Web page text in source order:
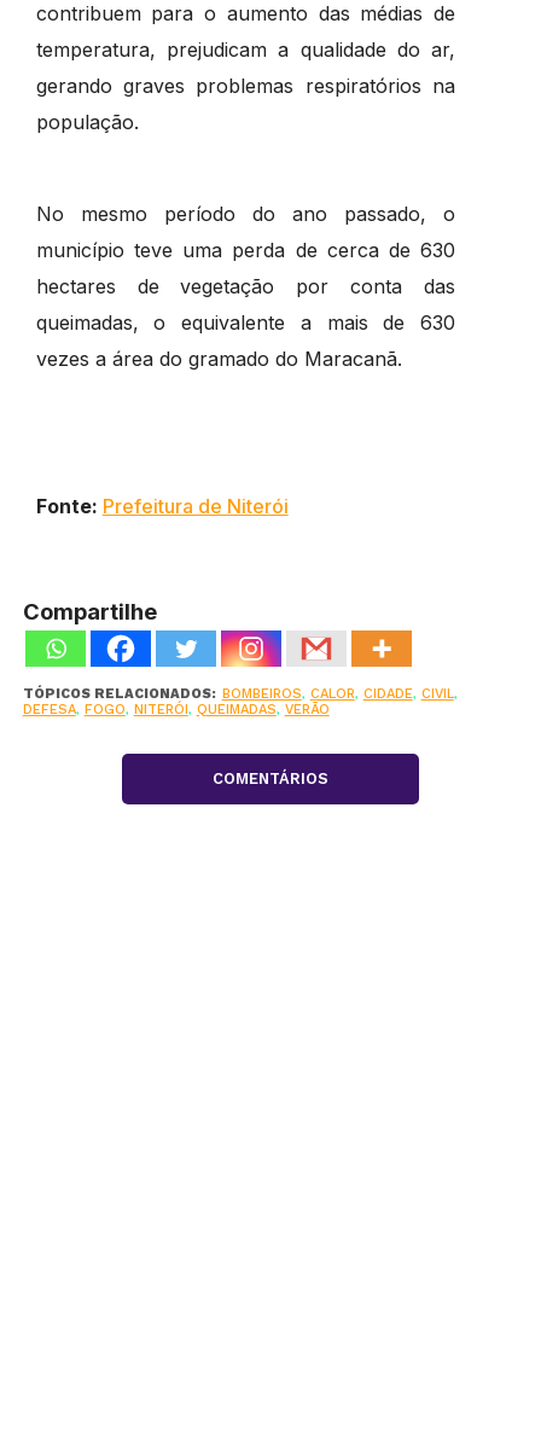
contribuem para o aumento das médias de
temperatura, prejudicam a qualidade do ar,
gerando graves problemas respiratórios na
população.
No mesmo período do ano passado, o
município teve uma perda de cerca de 630
hectares de vegetação por conta das
queimadas, o equivalente a mais de 630
vezes a área do gramado do Maracanã.
Fonte: Prefeitura de Niterói
Compartilhe
TÓPICOS RELACIONADOS: BOMBEIROS, CALOR, CIDADE, CIVIL,
DEFESA, FOGO, NITERÓI, QUEIMADAS, VERÃO
COMENTÁRIOS